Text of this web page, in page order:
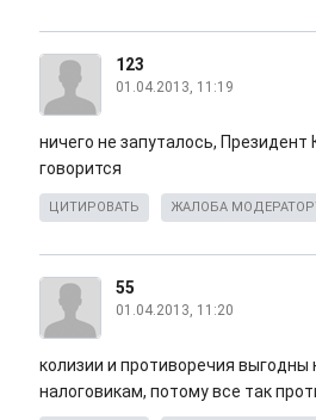
123
01.04.2013, 11:19
ничего не запуталось, Президент
говорится
ЦИТИРОВАТЬ ЖАЛОБА
55
01.04.2013, 11:20
колизии и противоречия выгодны
налоговикам, потому все так